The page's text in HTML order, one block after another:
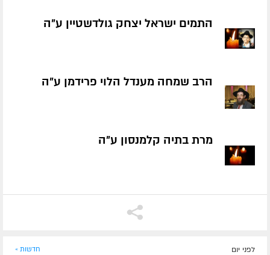
התמים ישראל יצחק גולדשטיין ע״ה
הרב שמחה מענדל הלוי פרידמן ע״ה
מרת בתיה קלמנסון ע״ה
לפני יום חדשות »